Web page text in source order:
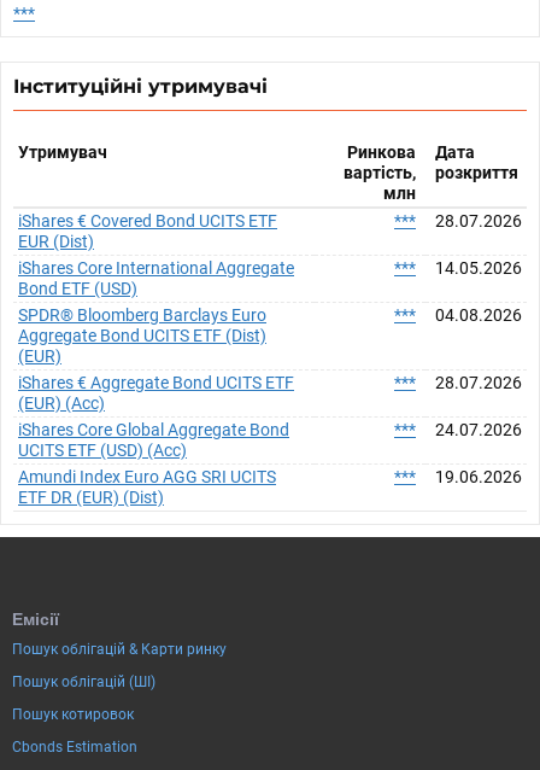
***
Інституційні утримувачі
Утримувач
Ринкова
вартість,
млн
Дата
розкриття
iShares € Covered Bond UCITS ETF
EUR (Dist)
*** 28.07.2026
iShares Core International Aggregate
Bond ETF (USD)
*** 14.05.2026
SPDR® Bloomberg Barclays Euro
Aggregate Bond UCITS ETF (Dist)
(EUR)
*** 04.08.2026
iShares € Aggregate Bond UCITS ETF
(EUR) (Acc)
*** 28.07.2026
iShares Core Global Aggregate Bond
UCITS ETF (USD) (Acc)
*** 24.07.2026
Amundi Index Euro AGG SRI UCITS
ETF DR (EUR) (Dist)
*** 19.06.2026
Емісії
Пошук облігацій & Карти ринку
Пошук облігацій (ШІ)
Пошук котировок
Cbonds Estimation